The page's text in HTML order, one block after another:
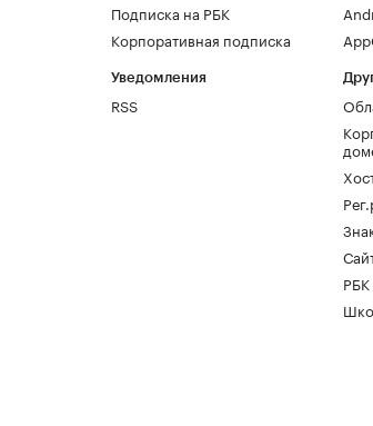
Подписка на РБК
Корпоративная подписка
Уведомления
RSS